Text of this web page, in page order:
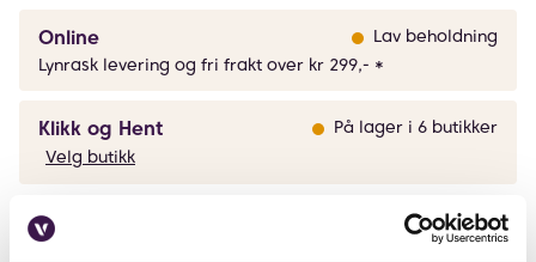
Online
Lav beholdning
Lynrask levering og fri frakt over kr 299,- *
Klikk og Hent
På lager i 6 butikker
Velg butikk
Beskrivelse